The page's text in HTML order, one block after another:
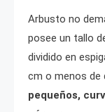
Arbusto no
posee un tallo
dividido en
cm o menos de
pequeños,